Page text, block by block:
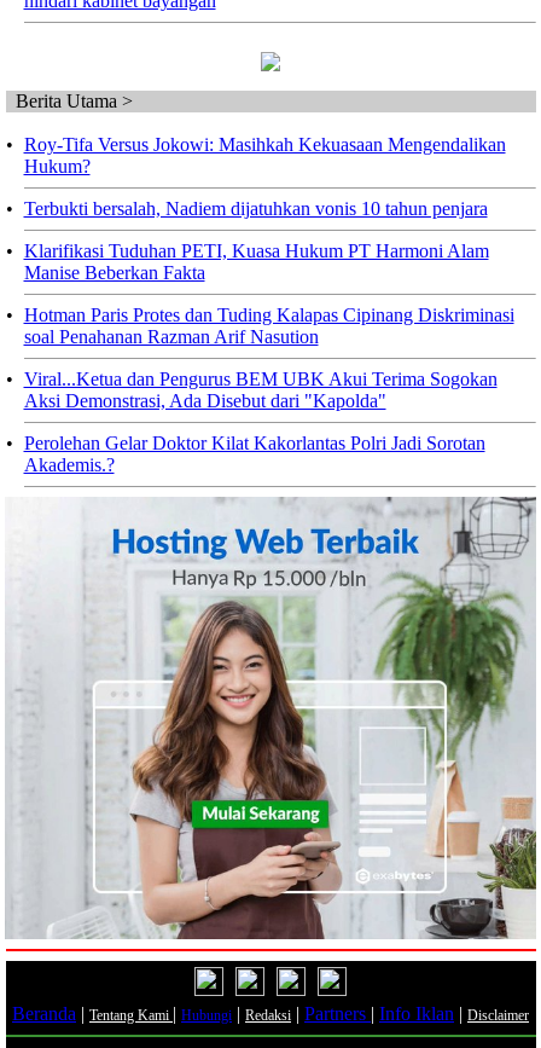
Berita Utama >
• Roy-Tifa Versus Jokowi: Masihkah Kekuasaan Mengendalikan
Hukum?
• Terbukti bersalah, Nadiem dijatuhkan vonis 10 tahun penjara
• Klarifikasi Tuduhan PETI, Kuasa Hukum PT Harmoni Alam
Manise Beberkan Fakta
• Hotman Paris Protes dan Tuding Kalapas Cipinang Diskriminasi
soal Penahanan Razman Arif Nasution
• Viral...Ketua dan Pengurus BEM UBK Akui Terima Sogokan
Aksi Demonstrasi, Ada Disebut dari "Kapolda"
• Perolehan Gelar Doktor Kilat Kakorlantas Polri Jadi Sorotan
Akademis.?
Beranda | Tentang Kami | Hubungi | Redaksi | Partners | Info Iklan | Disclaimer